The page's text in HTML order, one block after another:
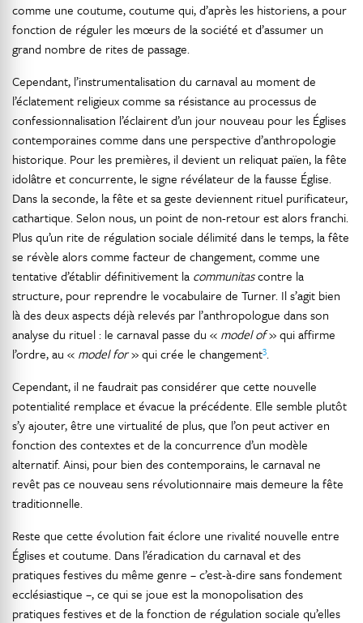
comme une coutume, coutume qui, d’après les historiens, a pour
fonction de réguler les mœurs de la société et d’assumer un
grand nombre de rites de passage.
Cependant, l’instrumentalisation du carnaval au moment de
l’éclatement religieux comme sa résistance au processus de
confessionnalisation l’éclairent d’un jour nouveau pour les Églises
contemporaines comme dans une perspective d’anthropologie
historique. Pour les premières, il devient un reliquat païen, la fête
idolâtre et concurrente, le signe révélateur de la fausse Église.
Dans la seconde, la fête et sa geste deviennent rituel purificateur,
cathartique. Selon nous, un point de non-retour est alors franchi.
Plus qu’un rite de régulation sociale délimité dans le temps, la fête
se révèle alors comme facteur de changement, comme une
tentative d’établir définitivement la communitascontre la
structure, pour reprendre le vocabulaire de Turner. Il s’agit bien
là des deux aspects déjà relevés par l’anthropologue dans son
analyse du rituel : le carnaval passe du « model of» qui affirme
l’ordre, au « model for» qui crée le changement3.
Cependant, il ne faudrait pas considérer que cette nouvelle
potentialité remplace et évacue la précédente. Elle semble plutôt
s’y ajouter, être une virtualité de plus, que l’on peut activer en
fonction des contextes et de la concurrence d’un modèle
alternatif. Ainsi, pour bien des contemporains, le carnaval ne
revêt pas ce nouveau sens révolutionnaire mais demeure la fête
traditionnelle.
Reste que cette évolution fait éclore une rivalité nouvelle entre
Églises et coutume. Dans l’éradication du carnaval et des
pratiques festives du même genre – c’est-à-dire sans fondement
ecclésiastique –, ce qui se joue est la monopolisation des
pratiques festives et de la fonction de régulation sociale qu’elles